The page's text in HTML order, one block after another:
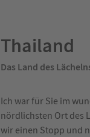
Thailand
Das Land des
Ich war für Sie im
nördlichsten Ort des
wir einen Stopp und